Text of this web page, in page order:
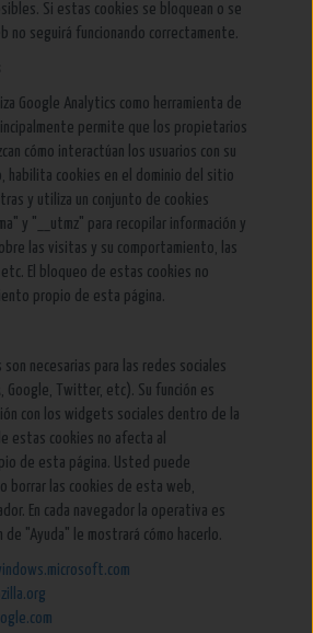
Si estas cookies se bloquean o se
no seguirá funcionando correctamente.
Google Analytics como herramienta de
permite que los propietarios
cómo interactúan los usuarios con su
habilita cookies en el dominio del sitio
y utiliza un conjunto de cookies
y "__utmz" para recopilar información y
las visitas y su comportamiento, las
El bloqueo de estas cookies no
propio de esta página.
son necesarias para las redes sociales
Google, Twitter, etc). Su función es
con los widgets sociales dentro de la
estas cookies no afecta al
de esta página. Usted puede
borrar las cookies de esta web,
En cada navegador la operativa es
"Ayuda" le mostrará cómo hacerlo.